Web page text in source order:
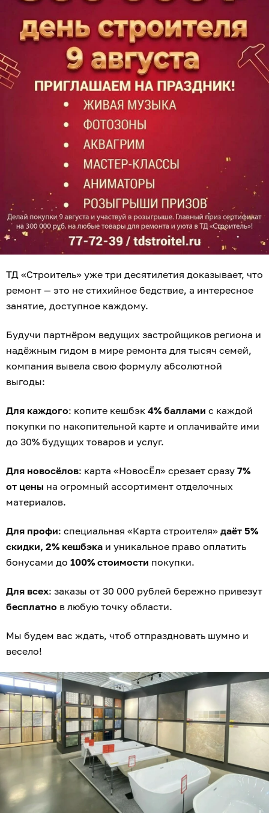
ТД «Строитель» уже три десятилетия доказывает, что
ремонт — это не стихийное бедствие, а интересное
занятие, доступное каждому.
Будучи партнёром ведущих застройщиков региона и
надёжным гидом в мире ремонта для тысяч семей,
компания вывела свою формулу абсолютной
выгоды:
Для каждого: копите кешбэк 4% баллами с каждой
покупки по накопительной карте и оплачивайте ими
до 30% будущих товаров и услуг.
Для новосёлов: карта «НовосЁл» срезает сразу 7%
от цены на огромный ассортимент отделочных
материалов.
Для профи: специальная «Карта строителя» даёт 5%
скидки, 2% кешбэка и уникальное право оплатить
бонусами до 100% стоимости покупки.
Для всех: заказы от 30 000 рублей бережно привезут
бесплатно в любую точку области.
Мы будем вас ждать, чтоб отпраздновать шумно и
весело!